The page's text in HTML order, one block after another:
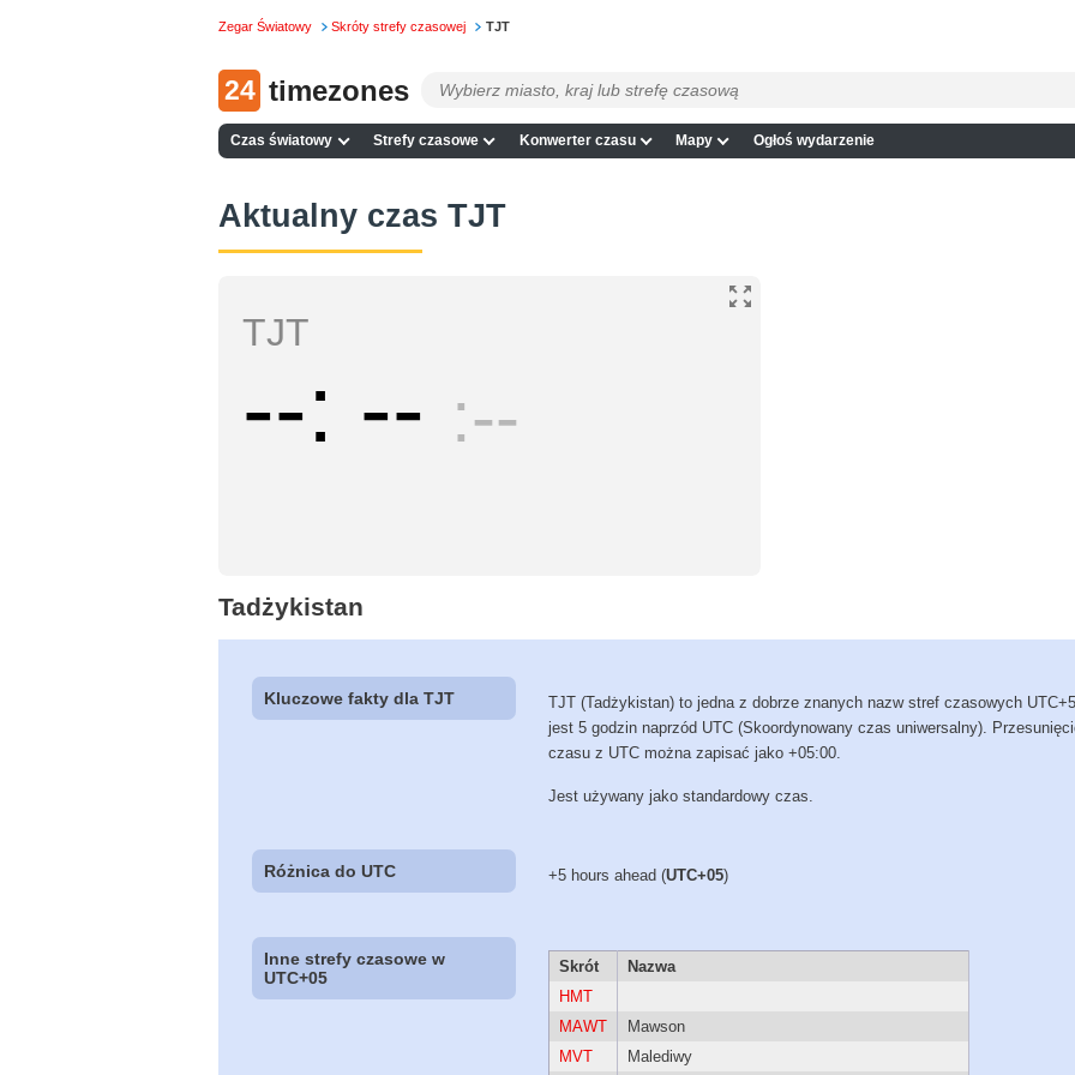
Zegar Światowy Skróty strefy czasowej TJT
24 timezones
Czas światowy Strefy czasowe Konwerter czasu Mapy Ogłoś wydarzenie
Aktualny czas TJT
TJT
-- -- --
Tadżykistan
Kluczowe fakty dla TJT
TJT (Tadżykistan) to jedna z dobrze znanych nazw stref czasowych
jest 5 godzin naprzód UTC (Skoordynowany czas uniwersalny).
czasu z UTC można zapisać jako +05:00.
Jest używany jako standardowy czas.
Różnica do UTC +5 hours ahead (UTC+05)
Inne strefy czasowe w
UTC+05
Skrót
Nazwa
HMT
MAWT
Mawson
MVT
Malediwy